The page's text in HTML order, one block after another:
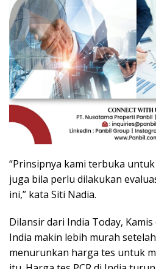
“Prinsipnya kami terbuka
juga bila perlu dilakukan
ini,” kata Siti Nadia.
Dilansir dari India Today, Kamis
India makin lebih murah
menurunkan harga tes untuk